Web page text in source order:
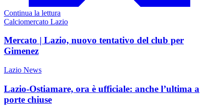
Continua la lettura
Calciomercato Lazio
Mercato | Lazio, nuovo tentativo del club per
Gimenez
Lazio News
Lazio-Ostiamare, ora è ufficiale: anche l’ultima a
porte chiuse